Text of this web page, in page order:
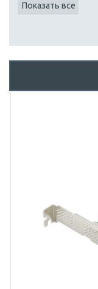
Показать все